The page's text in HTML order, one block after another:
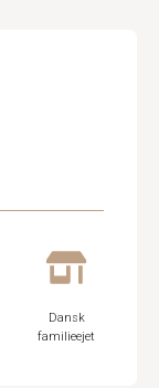
Dansk
familieejet